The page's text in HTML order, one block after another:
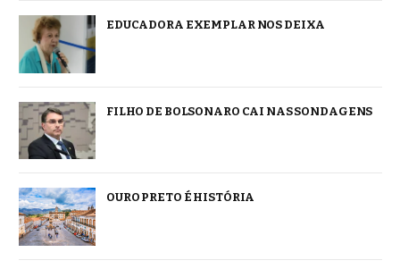
EDUCADORA EXEMPLAR NOS DEIXA
FILHO DE BOLSONARO CAI NAS SONDAGENS
OURO PRETO É HISTÓRIA